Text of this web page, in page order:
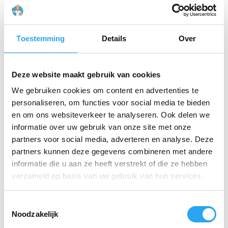
Toestemming Details Over
Deze website maakt gebruik van cookies
We gebruiken cookies om content en advertenties te
personaliseren, om functies voor social media te bieden
en om ons websiteverkeer te analyseren. Ook delen we
informatie over uw gebruik van onze site met onze
partners voor social media, adverteren en analyse. Deze
partners kunnen deze gegevens combineren met andere
informatie die u aan ze heeft verstrekt of die ze hebben
verzameld op basis van uw gebruik van hun services.
Noodzakelijk
drijfgassen; enkel gebruik van hoogwaardige
koudelucht-diffusie voor het behoud van de
geurkwaliteit.
Geurprofiel:
Karakter: Luxueus, verleidelijk, diep en warm.
Toepassing:Boetiekhotels, lounges, luxe
winkels en casino’s.
Inhoud: 1000 ml (1 Liter).
Gerelateerde producten